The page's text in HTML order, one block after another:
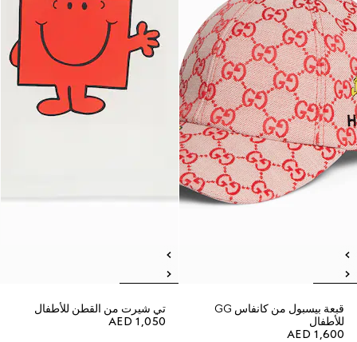
قبعة بيسبول من كانفاس GG
للأطفال
AED 1,600
تي شيرت من القطن للأطفال
AED 1,050